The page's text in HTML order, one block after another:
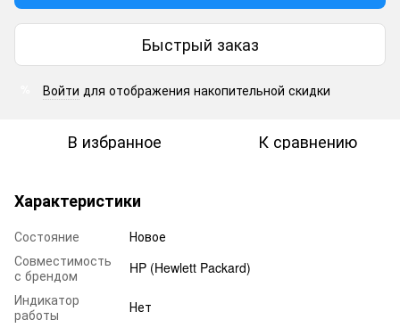
Быстрый заказ
Войти для отображения накопительной скидки
В избранное К сравнению
Характеристики
Состояние
Новое
Совместимость
с брендом
HP (Hewlett Packard)
Индикатор
работы
Нет